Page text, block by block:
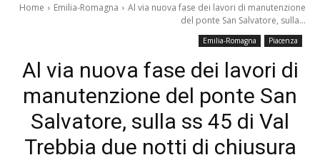
Home Emilia-Romagna
Al via nuova fase dei lavori di manutenzione
del ponte San Salvatore, sulla...
Emilia-Romagna Piacenza
Al via nuova fase dei lavori di
manutenzione del ponte San
Salvatore, sulla ss 45 di Val
Trebbia due notti di chiusura